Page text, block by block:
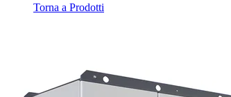
Torna a Prodotti